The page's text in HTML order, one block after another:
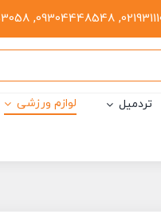
تردمیل لوازم ورزشی